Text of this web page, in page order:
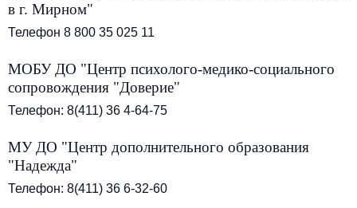
в г. Мирном"
Телефон 8 800 35 025 11
МОБУ ДО "Центр психолого-медико-социального
сопровождения "Доверие"
Телефон: 8(411) 36 4-64-75
МУ ДО "Центр дополнительного образования
"Надежда"
Телефон: 8(411) 36 6-32-60